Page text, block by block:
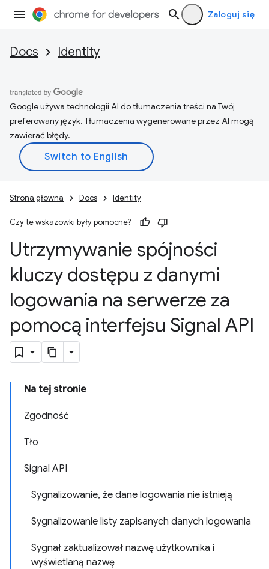
Zaloguj się
Docs Identity
Google używa technologii AI do tłumaczenia treści na Twój
preferowany język. Tłumaczenia wygenerowane przez AI mogą
zawierać błędy.
Strona główna Docs Identity
Czy te wskazówki były pomocne?
Utrzymywanie spójności
kluczy dostępu z danymi
logowania na serwerze za
pomocą interfejsu Signal API
Na tej stronie
Zgodność
Tło
Signal API
Sygnalizowanie, że dane logowania nie istnieją
Sygnalizowanie listy zapisanych danych logowania
Sygnał zaktualizował nazwę użytkownika i
wyświetlaną nazwę